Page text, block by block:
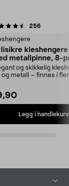
256
metallpinne, 8-
og skikkelig
og metall – finnes i
Legg i handlekurv
4.5av 5 stjerner